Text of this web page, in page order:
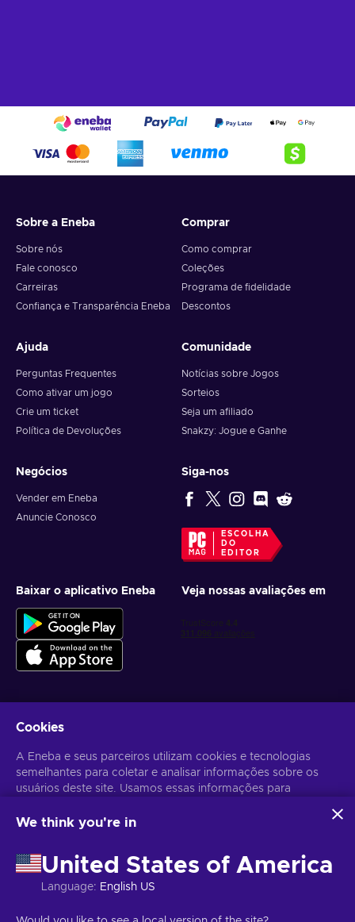
Sobre a Eneba
Sobre nós
Fale conosco
Carreiras
Confiança e Transparência Eneba
Comprar
Como comprar
Coleções
Programa de fidelidade
Descontos
Ajuda
Perguntas Frequentes
Como ativar um jogo
Crie um ticket
Política de Devoluções
Comunidade
Notícias sobre Jogos
Sorteios
Seja um afiliado
Snakzy: Jogue e Ganhe
Negócios
Vender em Eneba
Anuncie Conosco
Siga-nos
ESCOLHA
DO
EDITOR
Baixar o aplicativo Eneba Veja nossas avaliações em
Receba ofertas personalizadas de jogos
Inscrever-se
Você pode cancelar sua inscrição a qualquer momento. Acesse
Copyright © 2026 Eneba. Todos os direitos reservados.
Cookies
A Eneba e seus parceiros utilizam cookies e tecnologias
semelhantes para coletar e analisar informações sobre os
usuários deste site. Usamos essas informações para
Seus dados pessoais também podem ser usados para a
Ao clicar em "Aceitar todos", você concorda com o uso
dessas tecnologias pela Eneba e seus parceiros. Você pode
ajustar seu consentimento clicando em "Personalizar".
dados, consulteSegurança e Privacidade do Google
We think you're in
United States of America
Language: English US